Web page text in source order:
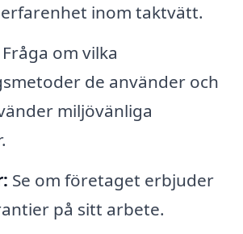
inom taktvätt.
Fråga om vilka
de använder och
miljövänliga
Se om företaget erbjuder
på sitt arbete.